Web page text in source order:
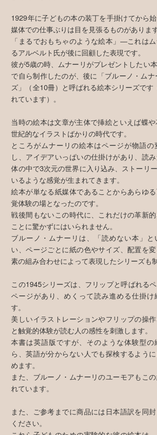
1929年に子どもの本の装丁を手掛けてから
媒体での仕事ぶりは目を見張るものがあります
「まるでおもちゃのような絵本」―これは
るアルベルト氏が後に回顧した表現です。
彼が5歳の時、ムナーリがプレゼントしたい
で自ら制作したのが、後に「ブルーノ・ム
ズ」（全10冊）と呼ばれる絵本シリーズです
れています）。
当時の絵本は文章が主体で挿絵といえば蝶
世紀的なイラストばかりの時代です。
ところがムナーリの絵本はページが物語
し、アイデアいっぱいの仕掛けがあり、読
体の中で3次元の世界に入り込み、ストーリ
いるような感覚が生まれてきます。
絵本が単なる紙媒体であることからあらゆ
覚体験の場となったのです。
戦後間もないこの時代に、これだけの革新
ことに驚かずにはいられません。
ブルーノ・ムナーリは、「読めない本」
い、ページごとに紙の色やサイズ、配置を
素の組み合わせによって表現したシリーズも
この1945シリーズは、フリップと呼ばれる
ページがあり、めくって読み進める仕掛け
す。
美しいイラストレーションやフリップの操
と触覚的体験が読む人の感性を刺激します。
本書は英語版ですが、そのような体験型
ら、英語が分からない人でも探検するよう
めます。
また、ブルーノ・ムナーリのユーモアもこ
れています。
また、ご参考までに商品には日本語訳を同
ください。